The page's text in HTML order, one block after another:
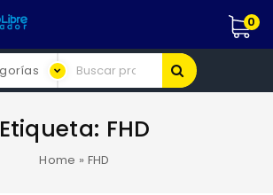
0
Etiqueta: FHD
Home » FHD